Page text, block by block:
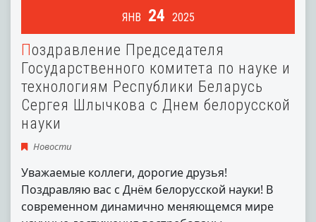
ЯНВ 24 2025
Поздравление Председателя
Государственного комитета по науке и
технологиям Республики Беларусь
Сергея Шлычкова с Днем белорусской
науки
Новости
Уважаемые коллеги, дорогие друзья!
Поздравляю вас с Днём белорусской науки! В
современном динамично меняющемся мире